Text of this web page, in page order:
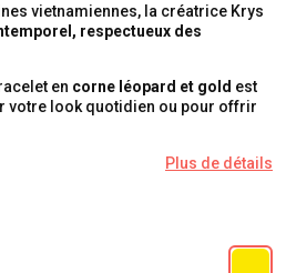
vietnamiennes, la créatrice Krys
respectueux des
en corne léopard et gold est
votre look quotidien ou pour offrir
Plus de détails